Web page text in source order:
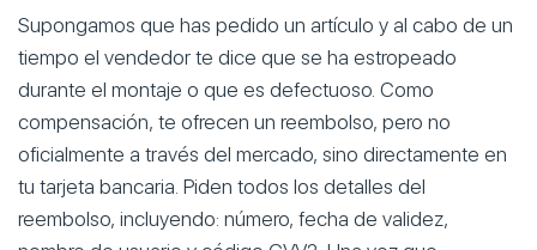
Supongamos que has pedido un artículo y al cabo de un
tiempo el vendedor te dice que se ha estropeado
durante el montaje o que es defectuoso. Como
compensación, te ofrecen un reembolso, pero no
oficialmente a través del mercado, sino directamente en
tu tarjeta bancaria. Piden todos los detalles del
reembolso, incluyendo: número, fecha de validez,